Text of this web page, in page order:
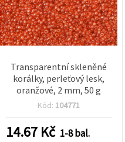
Transparentní skleněné
korálky, perleťový lesk,
oranžové, 2 mm, 50 g
Kód: 104771
14.67 Kč 1-8 bal.